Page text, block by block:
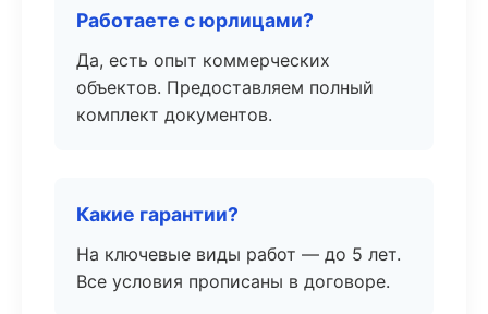
Работаете с юрлицами?
Да, есть опыт коммерческих
объектов. Предоставляем полный
комплект документов.
Какие гарантии?
На ключевые виды работ — до 5 лет.
Все условия прописаны в договоре.